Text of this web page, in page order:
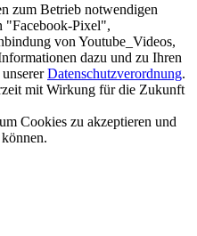
zum Betrieb notwendigen
"Facebook-Pixel",
von Youtube_Videos,
dazu und zu Ihren
Datenschutzverordnung.
mit Wirkung für die Zukunft
Cookies zu akzeptieren und